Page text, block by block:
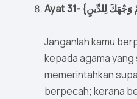
Janganlah kamu
kepada agama yang
memerintahkan
berpecah; kerana